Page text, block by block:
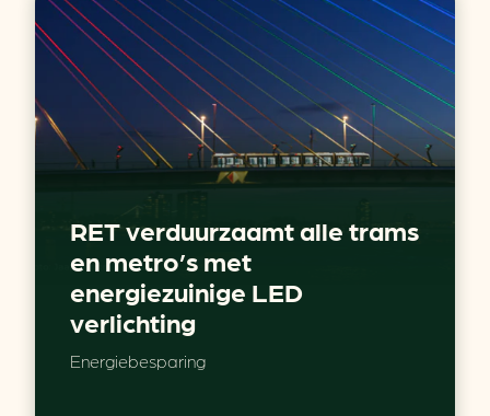
RET verduurzaamt alle trams
en metro’s met
energiezuinige LED
verlichting
Energiebesparing